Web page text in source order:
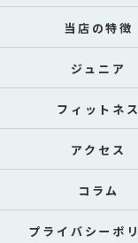
当店の特徴
ジュニア
フィットネス
アクセス
コラム
プライバシーポ